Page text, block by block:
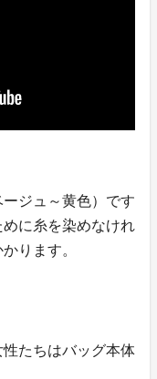
ジュ～黄色）です
に糸を染めなけれ
ります。
たちはバッグ本体